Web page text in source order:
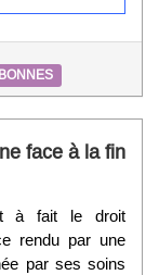
face à la fin
à fait le droit
rendu par une
par ses soins